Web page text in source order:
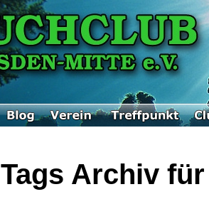
Tags Archiv